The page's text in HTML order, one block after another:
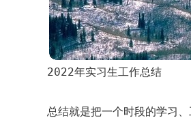
2022年实习生工作总结
总结就是把一个时段的学习